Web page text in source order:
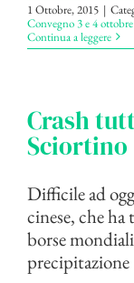
1 Ottobre, 2015 |
Convegno 3 e 4
Continua a leggere
Crash
Sciortino
Difficile ad
cinese, che
borse